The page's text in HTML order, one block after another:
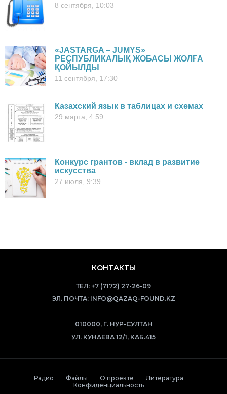
8 сентября, 10:03
«JASTARǴA – JUMYS»
РЕСПУБЛИКАЛЫҚ ЖОБАСЫ ЖОЛҒА
ҚОЙЫЛДЫ
11 сентября, 17:30
Казахский язык в таблицах и схемах
29 марта, 4:59
Конкурс грантов - вклад в развитие
искусства
27 июля, 9:39
КОНТАКТЫ
ТЕЛ: +7 (7172) 27-26-09
ЭЛ. ПОЧТА: INFO@QAZAQ-FOUND.KZ
010000, Г. НУР-СУЛТАН
УЛ. КУНАЕВА 12/1, КАБ.415
Радио Файлы О проекте
Литература
Конфиденциальность